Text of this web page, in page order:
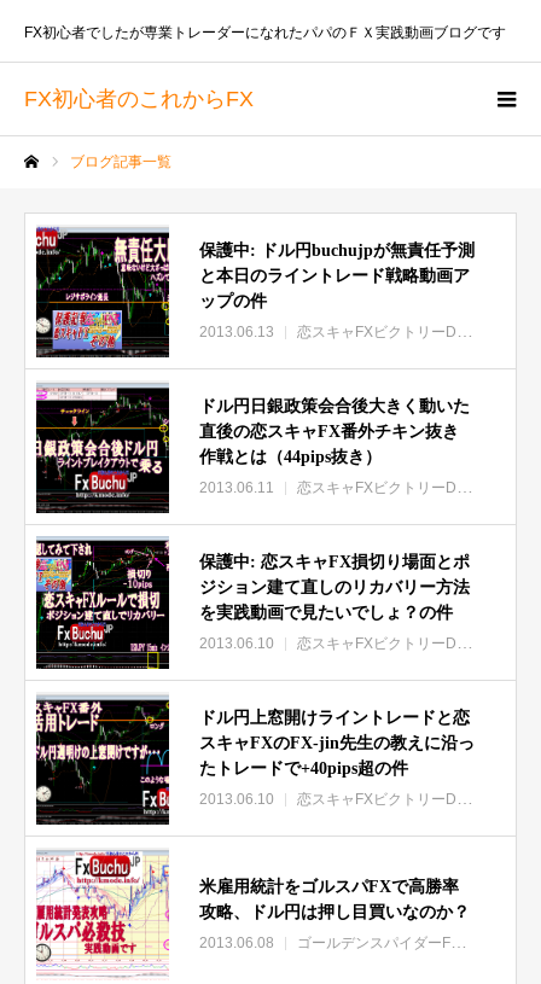
FX初心者のこれからFX
FX初心者でしたが専業トレーダーになれたパパのＦＸ実践動画ブログです
ブログ記事一覧
保護中: ドル円buchujpが無責任予測
と本日のライントレード戦略動画ア
ップの件
2013.06.13 恋スキャFXビクトリーDX特集
ドル円日銀政策会合後大きく動いた
直後の恋スキャFX番外チキン抜き
作戦とは（44pips抜き）
2013.06.11 恋スキャFXビクトリーDX特集
保護中: 恋スキャFX損切り場面とポ
ジション建て直しのリカバリー方法
を実践動画で見たいでしょ？の件
2013.06.10 恋スキャFXビクトリーDX特集
ドル円上窓開けライントレードと恋
スキャFXのFX-jin先生の教えに沿っ
たトレードで+40pips超の件
2013.06.10 恋スキャFXビクトリーDX特集
米雇用統計をゴルスパFXで高勝率
攻略、ドル円は押し目買いなのか？
2013.06.08 ゴールデンスパイダーFX特集